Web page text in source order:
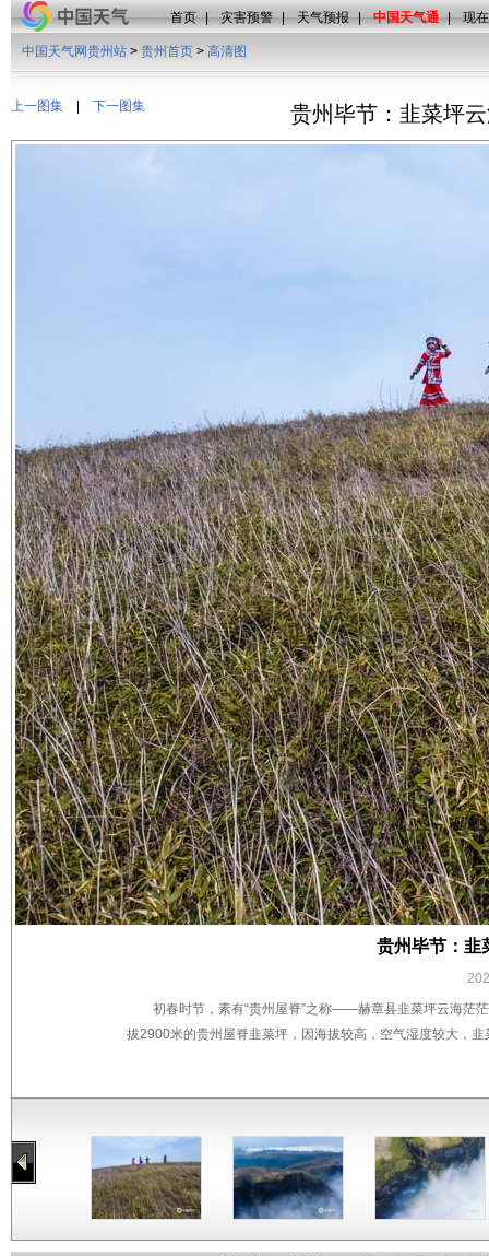
首页 | 灾害预警 | 天气预报 | 中国天气通 | 现
上一图集 下一图集
中国天气网贵州站 > 贵州首页 > 高清图
贵州毕节：韭菜坪
贵州毕节：韭
初春时节，素有“贵州屋脊”之称——赫章县韭菜坪云海茫
拔2900米的贵州屋脊韭菜坪，因海拔较高，空气湿度较大，